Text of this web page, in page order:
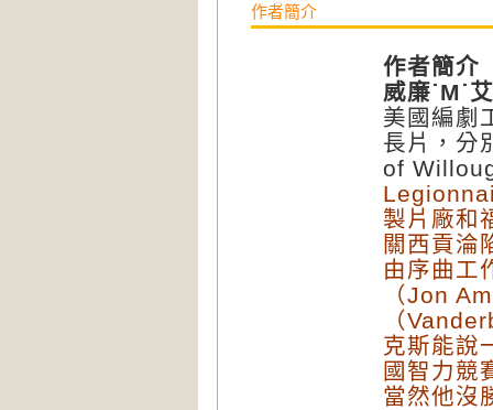
作者簡介
作者簡介
威廉˙M ˙
美國編劇
長片，分
of
製片廠和
關西貢淪
由序曲工
（Jon
（
克斯能說
國智力競
當然他沒